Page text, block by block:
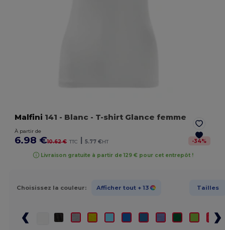
Malfini 141 - Blanc - T-shirt Glance femme
À partir de
6.98 €10.62 € TTC | 5.77 €HT -34%
Livraison gratuite à partir de 129 € pour cet entrepôt !
Choisissez la couleur: Afficher tout + 13 Tailles